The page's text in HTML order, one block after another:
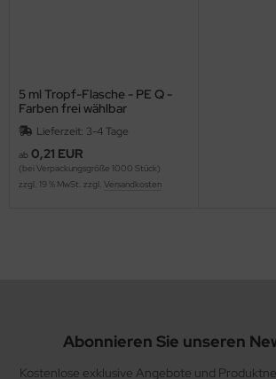
5 ml Tropf-Flasche - PE Q -
Farben frei wählbar
Lieferzeit: 3-4 Tage
ab 0,21 EUR
(bei Verpackungsgröße 1000 Stück)
zzgl. 19 % MwSt. zzgl. Versandkosten
Abonnieren Sie unseren
Kostenlose exklusive Angebote und